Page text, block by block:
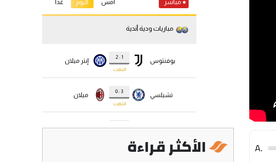
.A الأكثر قراءة